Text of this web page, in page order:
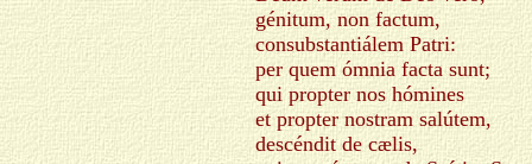
génitum, non factum,
consubstantiálem Patri:
per quem ómnia facta sunt;
qui propter nos hómines
et propter nostram salútem,
descéndit de cælis,